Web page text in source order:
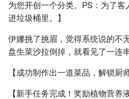
为您开创一个分类。PS：为了
进垃圾桶里。】
伊娜挑了挑眉，觉得系统说的不
盘生菜沙拉倒掉，就看见了一连
【成功制作出一道菜品，解锁厨
【新手任务完成！奖励植物营养